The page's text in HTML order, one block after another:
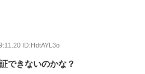
ID:HdtAYL3o
できないのかな？